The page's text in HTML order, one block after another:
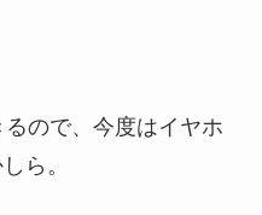
ので、今度はイヤホ
ら。